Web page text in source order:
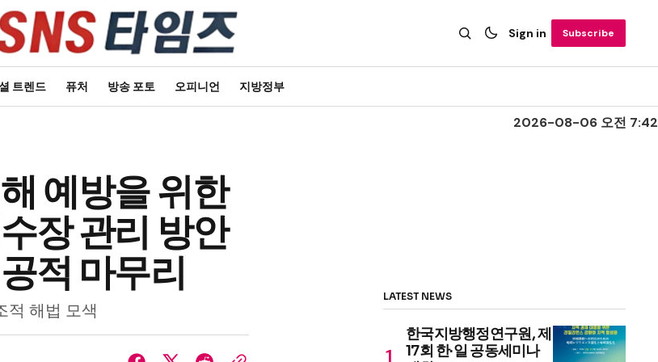
Sign in Subscribe
트렌드 퓨처 방송 포토 오피니언 지방정부
2026-08-06 오전 7:42
예방을 위한
장 관리 방안
적 마무리
적 해법 모색
LATEST NEWS
한국지방행정연구원, 제
17회 한·일 공동세미나